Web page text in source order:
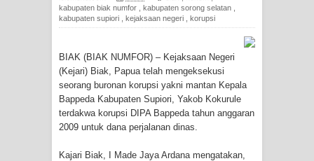
Tiga Personel Polresta Jayapura Kota
Kapolresta Jayapura Kota
Mengapresiasi Antusiasme Warga
kabupaten biak numfor
kabupaten sorong selatan
kabupaten supiori
kejaksaan negeri korupsi
BIAK (BIAK NUMFOR) – Kejaksaan Negeri
(Kejari) Biak, Papua telah mengeksekusi
seorang buronan korupsi yakni mantan Kepala
Bappeda Kabupaten Supiori, Yakob Kokurule
terdakwa korupsi DIPA Bappeda tahun anggaran
2009 untuk dana perjalanan dinas.
Kajari Biak, I Made Jaya Ardana mengatakan,